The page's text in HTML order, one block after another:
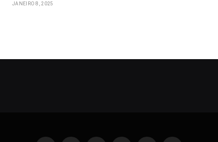
JANEIRO 8, 2025